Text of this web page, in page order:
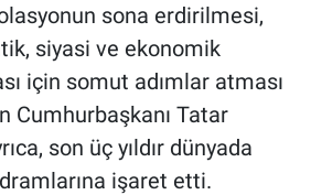
sona erdirilmesi,
siyasi ve ekonomik
için somut adımlar atması
Cumhurbaşkanı Tatar
son üç yıldır dünyada
işaret etti.